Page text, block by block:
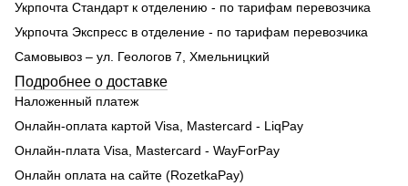
Укрпочта Стандарт к отделению - по тарифам перевозчика
Укрпочта Экспресс в отделение - по тарифам перевозчика
Самовывоз – ул. Геологов 7, Хмельницкий
Подробнее о доставке
Наложенный платеж
Онлайн-оплата картой Visa, Mastercard - LiqPay
Онлайн-плата Visa, Mastercard - WayForPay
Онлайн оплата на сайте (RozetkaPay)